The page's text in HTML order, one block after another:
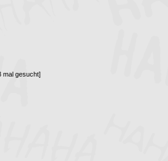
mal gesucht]